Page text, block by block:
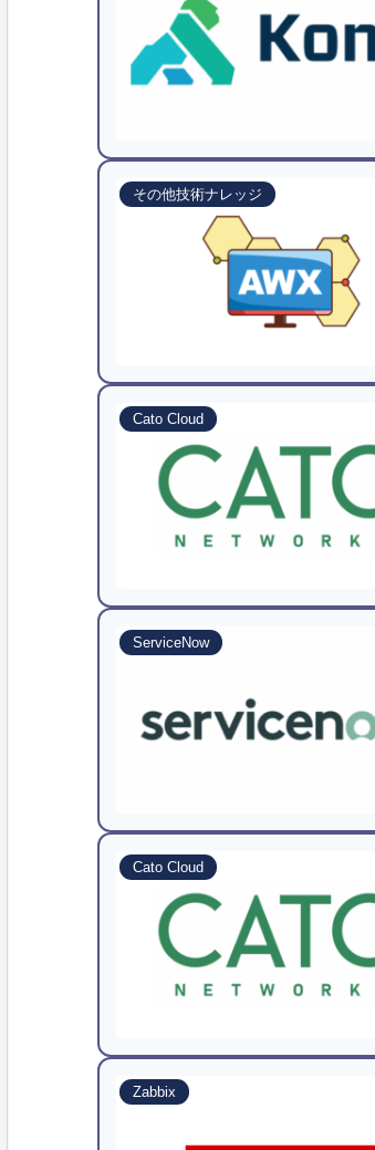
その他技術ナレッジ
Cato Cloud
ServiceNow
Cato Cloud
Zabbix